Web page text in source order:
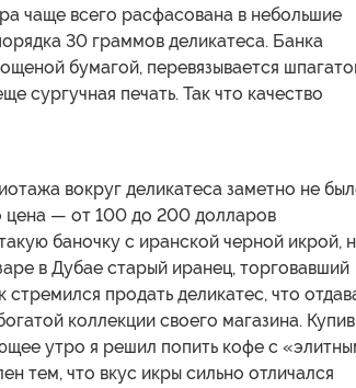
чаще всего расфасована в небольшие
30 граммов деликатеса. Банка
бумагой, перевязывается
сургучная печать. Так что качество
вокруг деликатеса заметно не
цена — от 100 до 200 долларов
баночку с иранской черной икрой,
в Дубае старый иранец, торговавший
продать деликатес, что
коллекции своего магазина. Купив
утро я решил попить кофе с
тем, что вкус икры сильно отличался